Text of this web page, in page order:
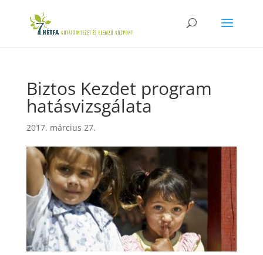
Biztos Kezdet program
hatásvizsgálata
2017. március 27.